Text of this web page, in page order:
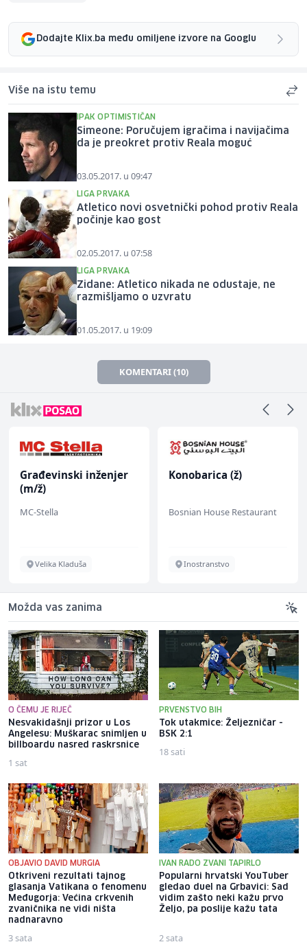
Dodajte Klix.ba među omiljene izvore na Googlu
Više na istu temu
IPAK OPTIMISTIČAN
Simeone: Poručujem igračima i navijačima
da je preokret protiv Reala moguć
03.05.2017. u 09:47
LIGA PRVAKA
Atletico novi osvetnički pohod protiv Reala
počinje kao gost
02.05.2017. u 07:58
LIGA PRVAKA
Zidane: Atletico nikada ne odustaje, ne
razmišljamo o uzvratu
01.05.2017. u 19:09
KOMENTARI (10)
Građevinski inženjer
(m/ž)
MC-Stella
Velika Kladuša
Konobarica (ž)
Bosnian House Restaurant
Inostranstvo
Možda vas zanima
O ČEMU JE RIJEČ
Nesvakidašnji prizor u Los
Angelesu: Muškarac snimljen u
billboardu nasred raskrsnice
1 sat
PRVENSTVO BIH
Tok utakmice: Željezničar -
BSK 2:1
18 sati
OBJAVIO DAVID MURGIA
Otkriveni rezultati tajnog
glasanja Vatikana o fenomenu
Međugorja: Većina crkvenih
zvaničnika ne vidi ništa
nadnaravno
3 sata
IVAN RADO ZVANI TAPIRLO
Popularni hrvatski YouTuber
gledao duel na Grbavici: Sad
vidim zašto neki kažu prvo
Željo, pa poslije kažu tata
2 sata